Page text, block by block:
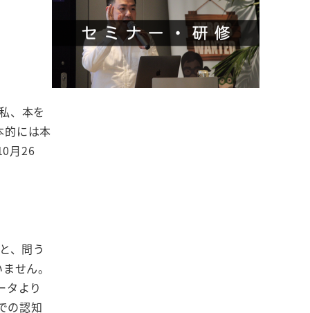
、本を
には本
月26
、問う
せん。
より
の認知